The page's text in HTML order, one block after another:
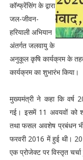
कॉन्फ्रेंसिंग के द्वारा
जल-जीवन-
हरियाली अभियान
अंतर्गत जलवायु के
अनुकूल कृषि कार्यक्रम के तहत
कार्यक्रम का शुभारंभ किया।
मुख्यमंत्री ने कहा कि वर्ष
गई। इसमें 11 अवयवों को
तथा फसल अवशेष प्रबंधन भी
फरवरी 2016 में हुई थी।
एक प्रोजेक्ट पर विस्तृत